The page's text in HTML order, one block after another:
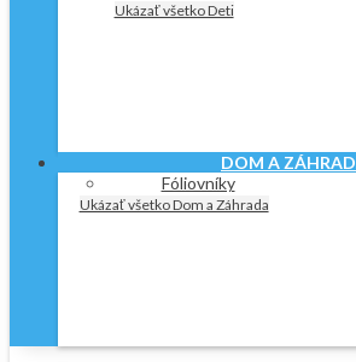
Ukázať všetko Deti
DOM A
Fóliovníky
Ukázať všetko Dom a Záhrada